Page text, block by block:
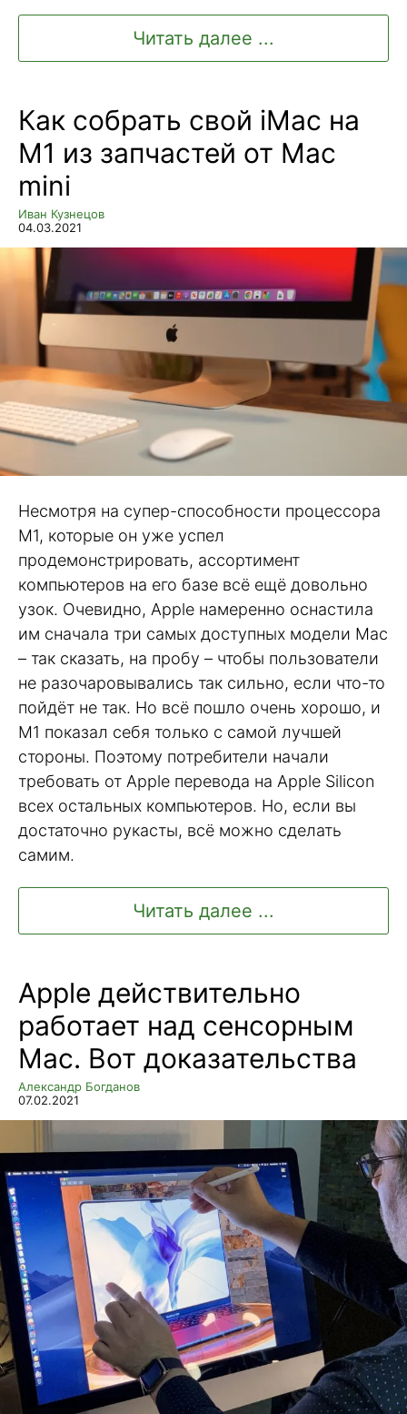
Читать далее ...
Как собрать свой iMac на
M1 из запчастей от Mac
mini
Иван Кузнецов
04.03.2021
Несмотря на супер-способности процессора
M1, которые он уже успел
продемонстрировать, ассортимент
компьютеров на его базе всё ещё довольно
узок. Очевидно, Apple намеренно оснастила
им сначала три самых доступных модели Mac
– так сказать, на пробу – чтобы пользователи
не разочаровывались так сильно, если что-то
пойдёт не так. Но всё пошло очень хорошо, и
M1 показал себя только с самой лучшей
стороны. Поэтому потребители начали
требовать от Apple перевода на Apple Silicon
всех остальных компьютеров. Но, если вы
достаточно рукасты, всё можно сделать
самим.
Читать далее ...
Apple действительно
работает над сенсорным
Mac. Вот доказательства
Александр Богданов
07.02.2021